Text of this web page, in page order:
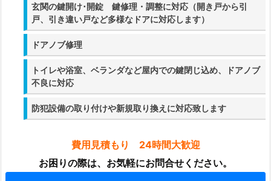
各
種
サ
ー
ビ
に
玄関の鍵開け･開錠 鍵修理・調整に対応（開き戸から引
戸、引き違い戸など多様なドアに対応します）
ドアノブ修理
トイレや浴室、ベランダなど屋内での鍵閉じ込め、ドアノブ
不良に対応
防犯設備の取り付けや新規取り換えに対応致します
費用見積もり 24時間大歓迎
お困りの際は、お気軽にお問合せください。